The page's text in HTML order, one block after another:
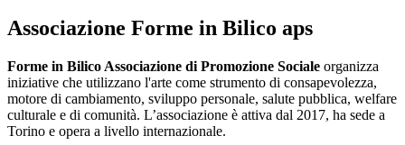
Associazione Forme in Bilico aps
Forme in Bilico Associazione di Promozione Sociale organizza
iniziative che utilizzano l'arte come strumento di consapevolezza,
motore di cambiamento, sviluppo personale, salute pubblica, welfare
culturale e di comunità. L’associazione è attiva dal 2017, ha sede a
Torino e opera a livello internazionale.